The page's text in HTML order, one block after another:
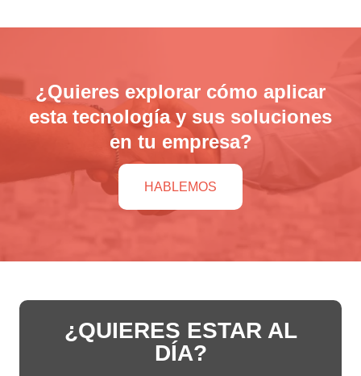
¿Quieres explorar cómo aplicar
esta tecnología y sus soluciones
en tu empresa?
HABLEMOS
¿QUIERES ESTAR AL
DÍA?